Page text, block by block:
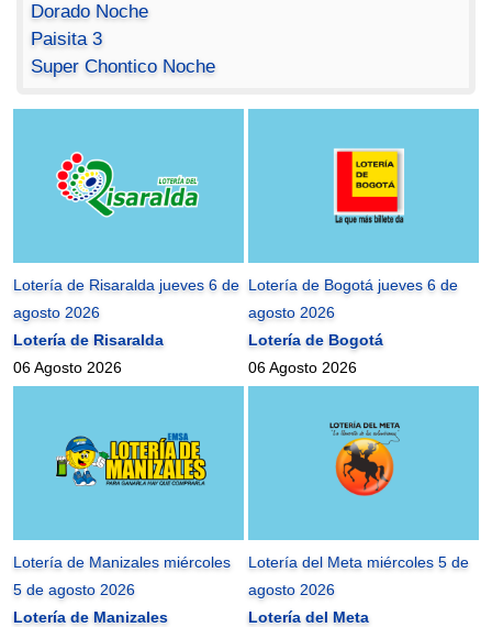
Dorado Noche
Paisita 3
Super Chontico Noche
Lotería de Risaralda jueves 6 de
agosto 2026
Lotería de Risaralda
06 Agosto 2026
Lotería de Bogotá jueves 6 de
agosto 2026
Lotería de Bogotá
06 Agosto 2026
Lotería de Manizales miércoles
5 de agosto 2026
Lotería de Manizales
Lotería del Meta miércoles 5 de
agosto 2026
Lotería del Meta